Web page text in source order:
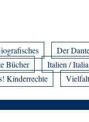
Der
Bücher Italien / Italia
Kinderrechte